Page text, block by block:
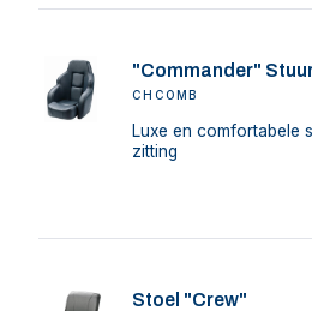
"Commander"
CHCOMB
Luxe en comfortabele
zitting
Stoel "Crew"